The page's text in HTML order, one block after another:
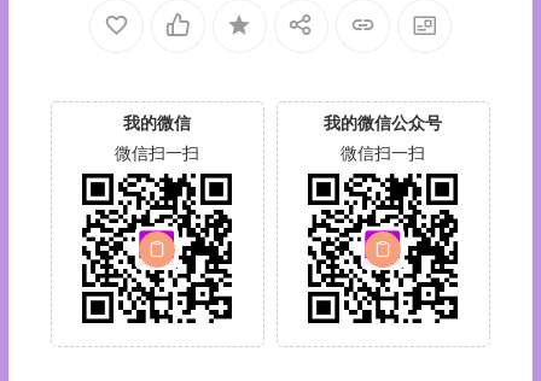
我的微信
微信扫一扫
我的微信公众号
微信扫一扫